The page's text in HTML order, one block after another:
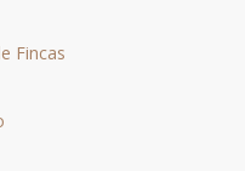
Fincas